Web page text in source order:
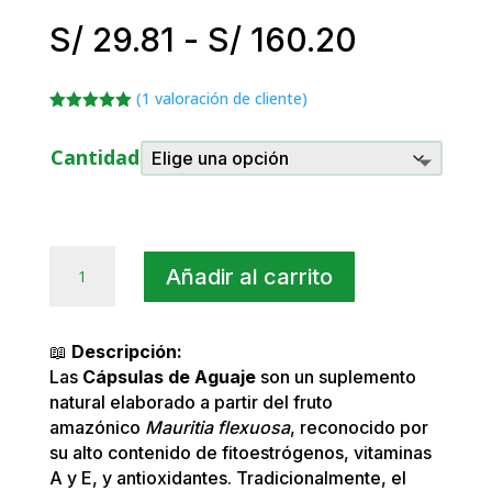
S/29.81 - S/160.20
S/ 29.81
hasta
S/
5 en base
avaloración
(1 valoración de cliente)
Cantidad
cantidad
Añadir al carrito
📖 Descripción:
Las Cápsulas de Aguajeson un suplemento
natural elaborado a partir del fruto
amazónico Mauritia flexuosa, reconocido por
su alto contenido de fitoestrógenos, vitaminas
A y E, y antioxidantes. Tradicionalmente, el